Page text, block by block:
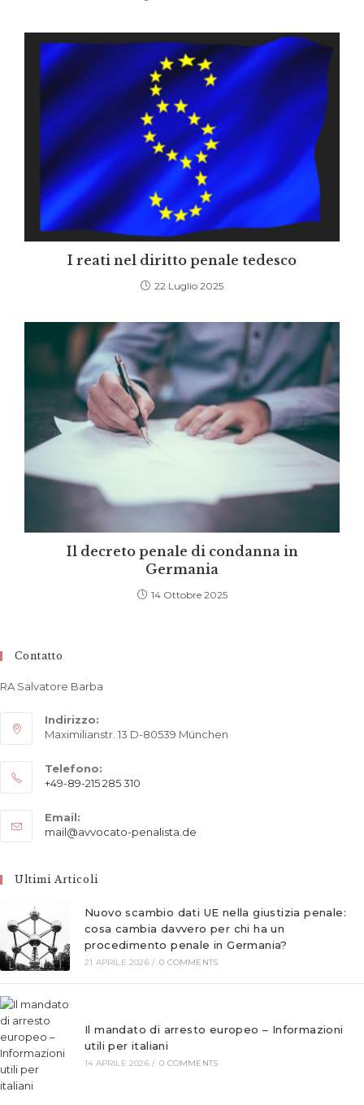
I reati nel diritto penale tedesco
22 Luglio 2025
Il decreto penale di condanna in
Germania
14 Ottobre 2025
Contatto
RA Salvatore Barba
Indirizzo:
Maximilianstr. 13 D-80539 München
Telefono:
+49-89-215 285 310
in
your
Email:
mail@avvocato-penalista.de
Ultimi Articoli
Nuovo scambio dati UE nella giustizia penale:
cosa cambia davvero per chi ha un
procedimento penale in Germania?
21 APRILE 2026 / 0 COMMENTS
Il mandato di arresto europeo – Informazioni
utili per italiani
14 APRILE 2026 / 0 COMMENTS